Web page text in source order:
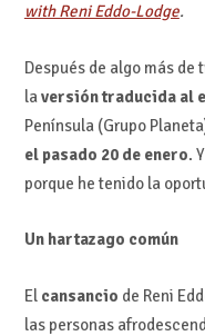
with Reni Eddo-Lodge.
Después de algo más
laversión traducida al
Península (Grupo
el pasado 20 de enero.
porque he tenido la
Un hartazago común
El cansancio de Reni
las personas